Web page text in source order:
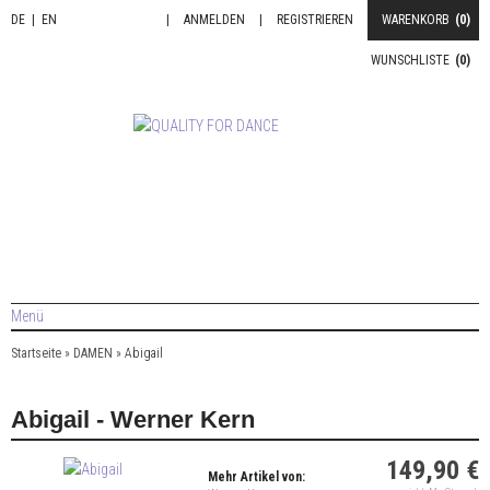
DE EN WARENKORB (0)
REGISTRIEREN
ANMELDEN
WUNSCHLISTE (0)
Menü
Startseite » DAMEN » Abigail
Abigail - Werner Kern
Mehr Artikel von:
149,90 €